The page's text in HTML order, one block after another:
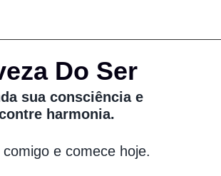
Do Ser
sua consciência e
harmonia.
comigo e comece hoje.